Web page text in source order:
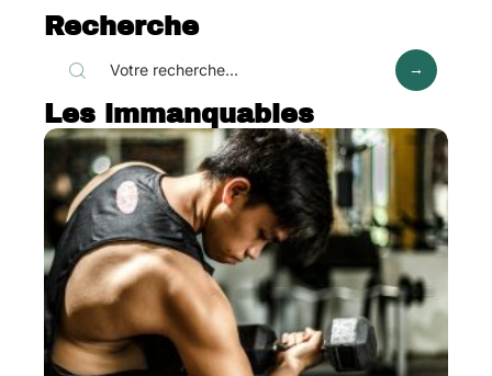
Recherche
Les immanquables